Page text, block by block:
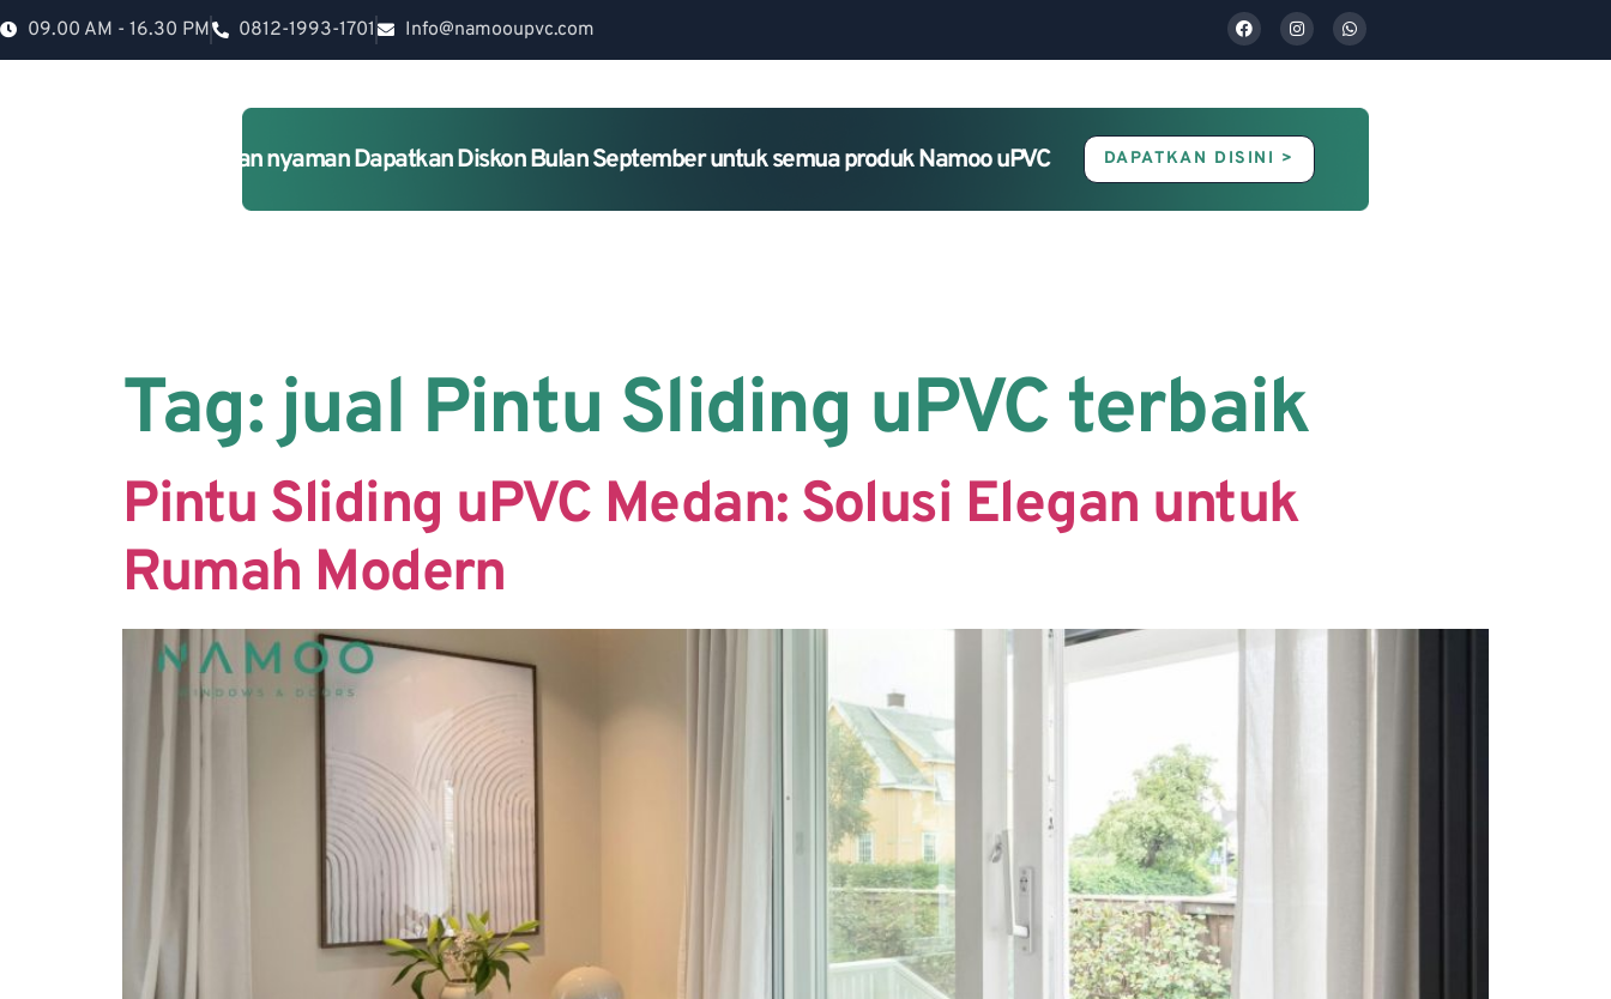
09.00 AM - 16.30 PM 0812-1993-1701 Info@namooupvc.com
Rumah lebih Aman dan nyaman Dapatkan Diskon Bulan September untuk semua produk Namoo uPVC DAPATKAN DISINI >
Tag:jual Pintu Sliding uPVC terbaik
Pintu Sliding uPVC Medan: Solusi Elegan untuk
Rumah Modern